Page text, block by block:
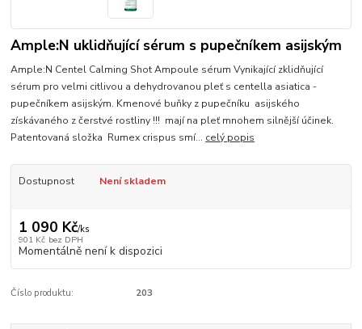
Ample:N uklidňující sérum s pupečníkem asijským
Ample:N Centel Calming Shot Ampoule sérum Vynikající zklidňující
sérum pro velmi citlivou a dehydrovanou pleť s centella asiatica -
pupečníkem asijským. Kmenové buňky z pupečníku asijského
získávaného z čerstvé rostliny !!! mají na pleť mnohem silnější účinek.
Patentovaná složka Rumex crispus smí... celý popis
Dostupnost Není skladem
1 090 Kč/ks
901 Kč bez DPH
Momentálně není k dispozici
Číslo produktu: 203